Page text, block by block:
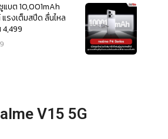
บต 10,001mAh
รงเต็มสปีด ลื่นไหล
4,499
V15 5G